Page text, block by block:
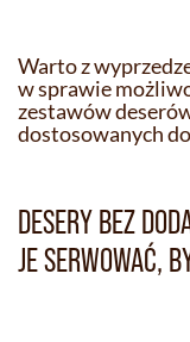
Warto z
w sprawie
zestawów
dostosowanych
DESERY BEZ
JE SERWOWAĆ,